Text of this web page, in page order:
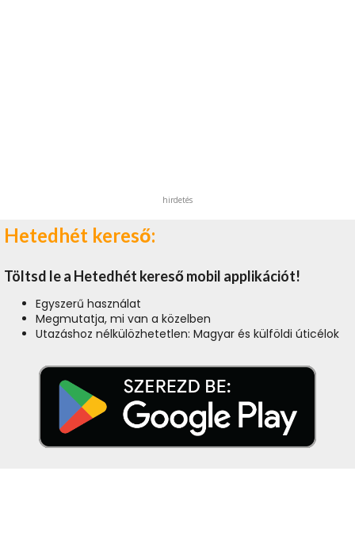
hirdetés
Hetedhét kereső:
Töltsd le a Hetedhét kereső mobil applikációt!
Egyszerű használat
Megmutatja, mi van a közelben
Utazáshoz nélkülözhetetlen: Magyar és külföldi úticélok